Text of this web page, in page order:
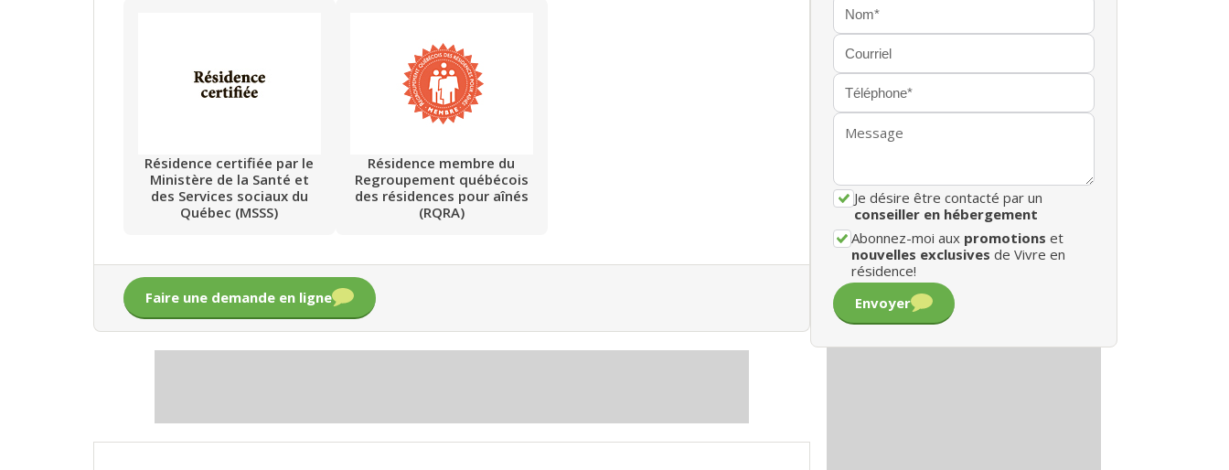
Résidence certifiée par le
Ministère de la Santé et
des Services sociaux du
Québec (MSSS)
Résidence membre du
Regroupement québécois
des résidences pour aînés
(RQRA)
Faire une demande en ligne
Je désire être contacté par un
conseiller en hébergement
Abonnez-moi aux promotions et
nouvelles exclusives de Vivre en
résidence!
Envoyer